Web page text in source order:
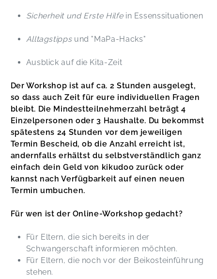
Sicherheit und Erste Hilfein Essenssituationen
Alltagstippsund "MaPa-Hacks"
Ausblick auf die Kita-Zeit
Der Workshop ist auf ca. 2 Stunden ausgelegt,
so dass auch Zeit für eure individuellen Fragen
bleibt. Die Mindestteilnehmerzahl beträgt 4
Einzelpersonen oder 3 Haushalte. Du bekommst
spätestens 24 Stunden vor dem jeweiligen
Termin Bescheid, ob die Anzahl erreicht ist,
andernfalls erhältst du selbstverständlich ganz
einfach dein Geld von kikudoo zurück oder
kannst nach Verfügbarkeit auf einen neuen
Termin umbuchen.
Für wen ist der Online-Workshop gedacht?
Für Eltern, die sich bereits in der
Schwangerschaft informieren möchten.
Für Eltern, die noch vor der Beikosteinführung
stehen.